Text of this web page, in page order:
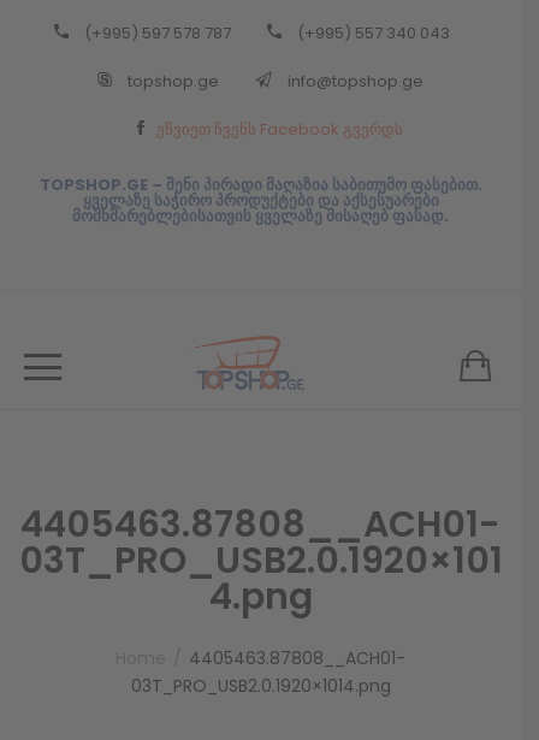
(+995) 597 578 787 (+995) 557 340 043
topshop.ge info@topshop.ge
ეწვიეთ ჩვენს Facebook გვერდს
TOPSHOP.GE – შენი პირადი მაღაზია საბითუმო ფასებით.
ყველაზე საჭირო პროდუქტები და აქსესუარები
მომხმარებლებისათვის ყველაზე მისაღებ ფასად.
4405463.87808__ACH01-
03T_PRO_USB2.0.1920×101
4.png
4405463.87808__ACH01-
03T_PRO_USB2.0.1920×1014.png
Back